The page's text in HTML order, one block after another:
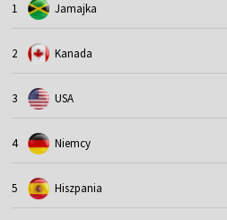
1 Jamajka
2 Kanada
3 USA
4 Niemcy
5 Hiszpania